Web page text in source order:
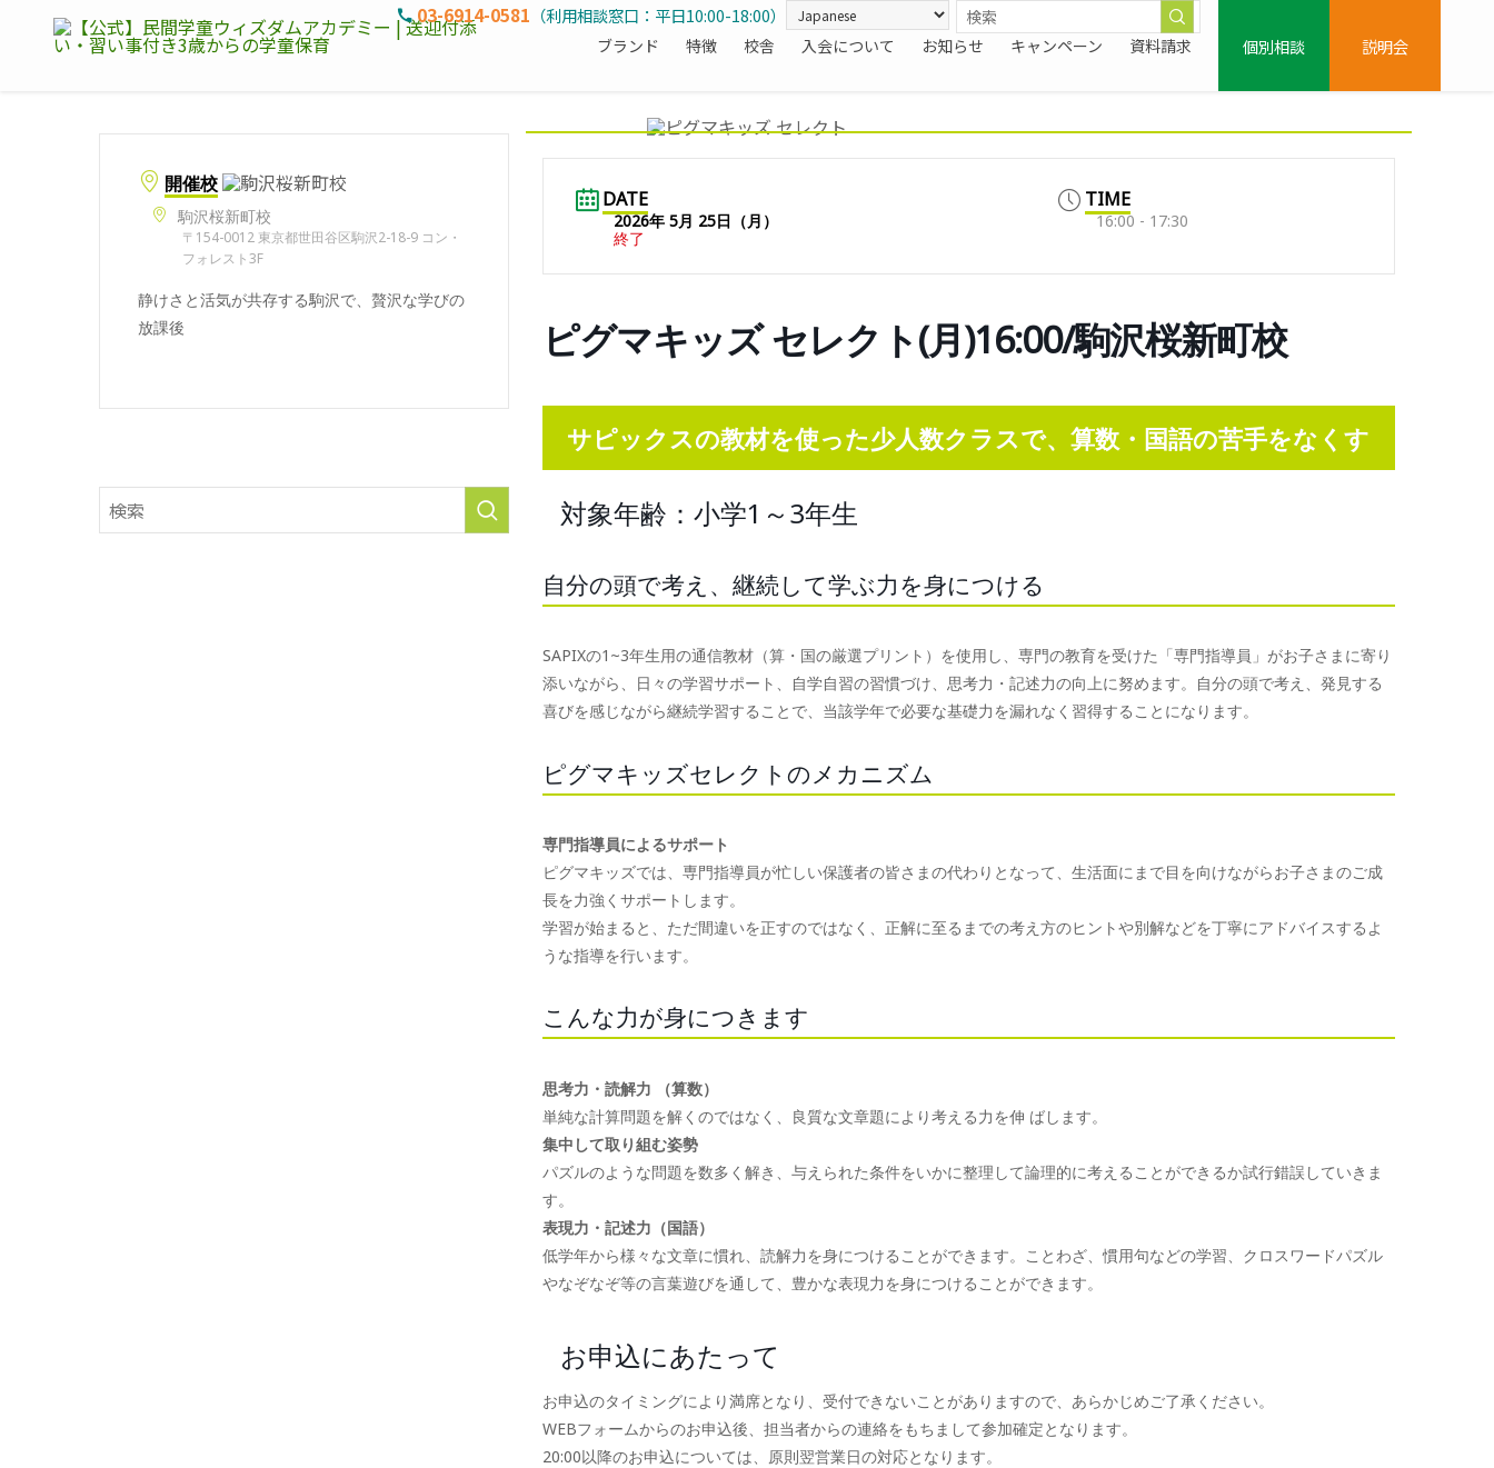
ブランド 特徴 校舎 入会について お知らせ キャンペーン 資料請求
03-6914-0581 （利用相談窓口：平日10:00-18:00）
個別相談
説明会
開催校
駒沢桜新町校
〒154-0012 東京都世田谷区駒沢2-18-9 コン・
フォレスト3F
静けさと活気が共存する駒沢で、贅沢な学びの
放課後
DATE
2026年 5月 25日（月）
終了
TIME
16:00 - 17:30
ピグマキッズ セレクト(月)16:00/駒沢桜新町校
サピックスの教材を使った少人数クラスで、算数・国語の苦手をなくす
対象年齢：小学1～3年生
自分の頭で考え、継続して学ぶ力を身につける
SAPIXの1~3年生用の通信教材（算・国の厳選プリント）を使用し、専門の教育を受けた「専門指導員」がお子さまに寄り
添いながら、日々の学習サポート、自学自習の習慣づけ、思考力・記述力の向上に努めます。自分の頭で考え、発見する
喜びを感じながら継続学習することで、当該学年で必要な基礎力を漏れなく習得することになります。
ピグマキッズセレクトのメカニズム
専門指導員によるサポート
ピグマキッズでは、専門指導員が忙しい保護者の皆さまの代わりとなって、生活面にまで目を向けながらお子さまのご成
長を力強くサポートします。
学習が始まると、ただ間違いを正すのではなく、正解に至るまでの考え方のヒントや別解などを丁寧にアドバイスするよ
うな指導を行います。
こんな力が身につきます
思考力・読解力 （算数）
単純な計算問題を解くのではなく、良質な文章題により考える力を伸 ばします。
集中して取り組む姿勢
パズルのような問題を数多く解き、与えられた条件をいかに整理して論理的に考えることができるか試行錯誤していきま
す。
表現力・記述力（国語）
低学年から様々な文章に慣れ、読解力を身につけることができます。ことわざ、慣用句などの学習、クロスワードパズル
やなぞなぞ等の言葉遊びを通して、豊かな表現力を身につけることができます。
お申込にあたって
お申込のタイミングにより満席となり、受付できないことがありますので、あらかじめご了承ください。
WEBフォームからのお申込後、担当者からの連絡をもちまして参加確定となります。
20:00以降のお申込については、原則翌営業日の対応となります。